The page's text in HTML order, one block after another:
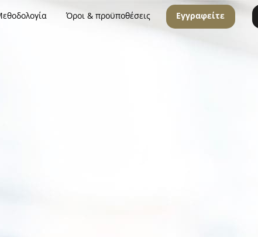
Όροι & προϋποθέσεις Εγγραφείτε